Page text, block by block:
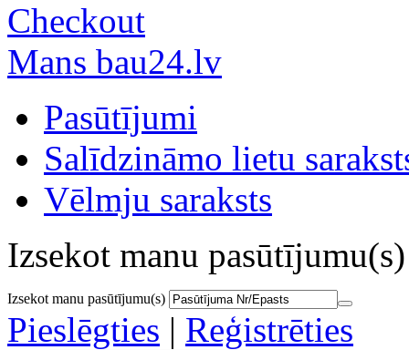
Checkout
Mans bau24.lv
Pasūtījumi
Salīdzināmo lietu
Vēlmju saraksts
Izsekot manu pasūtījumu(s)
Izsekot manu pasūtījumu(s)
Pieslēgties | Reģistrēties